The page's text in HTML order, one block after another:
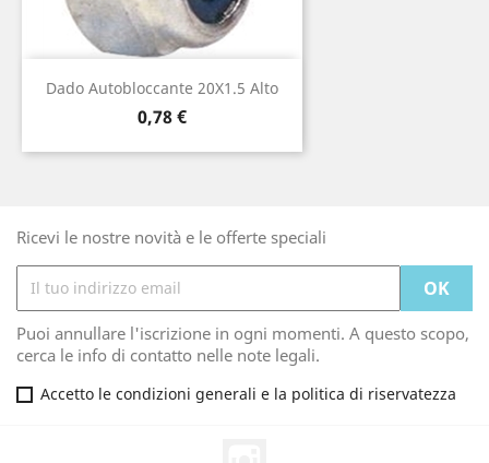
Dado Autobloccante 20X1.5 Alto
Prezzo
0,78 €
Ricevi le nostre novità e le offerte speciali
Puoi annullare l'iscrizione in ogni momenti. A questo scopo,
cerca le info di contatto nelle note legali.
Accetto le condizioni generali e la politica di riservatezza